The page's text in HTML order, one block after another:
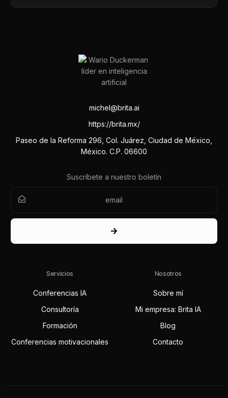
michel@brita.ai
https://brita.mx/
Paseo de la Reforma 296, Col. Juárez, Ciudad de México,
México. C.P. 06600
Suscríbete a nuestro boletín
Servicios
Conferencias IA
Consultoría
Formación
Conferencias motivacionales
Nosotros
Sobre mí
Mi empresa: Brita IA
Blog
Contacto